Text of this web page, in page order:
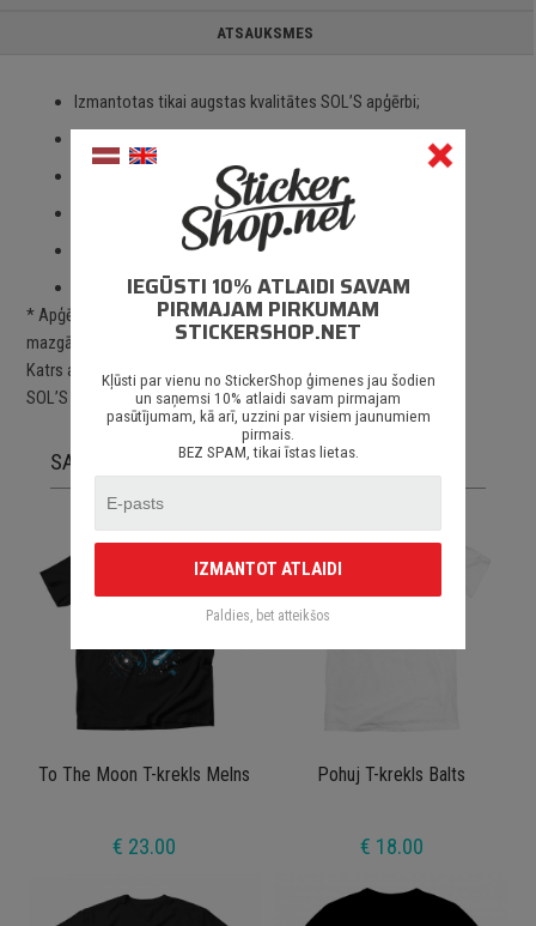
ATSAUKSMES
Izmantotas tikai augstas kvalitātes SOL’S apģērbi;
Paredzēts visa veida apdrukai un izšūšanai;
2 – 3 gadu drukas noturība *;
Kvalitatīva un profesionāla apdruka;
Piegāde Latvijā un citviet pasaulē.
* Apģērbu ilgstošai drukas noturībai jāievēro tam paredzētos
mazgāšanas, žāvēšanas un lietošanas nosacījumus.
Katrs apģērbs ir apdrukāts pēc pasūtījuma uz augstas kvalītātes
SOL’S apģērbiem.
SAISTĪTĀS PRECES
To The Moon T-krekls Melns
€ 23.00
Pohuj T-krekls Balts
€ 18.00
IEGŪSTI 10% ATLAIDI SAVAM
PIRMAJAM PIRKUMAM
STICKERSHOP.NET
Kļūsti par vienu no StickerShop ģimenes jau šodien
un saņemsi 10% atlaidi savam pirmajam
pasūtījumam, kā arī, uzzini par visiem jaunumiem
pirmais.
BEZ SPAM, tikai īstas lietas.
IZMANTOT ATLAIDI
Paldies, bet atteikšos